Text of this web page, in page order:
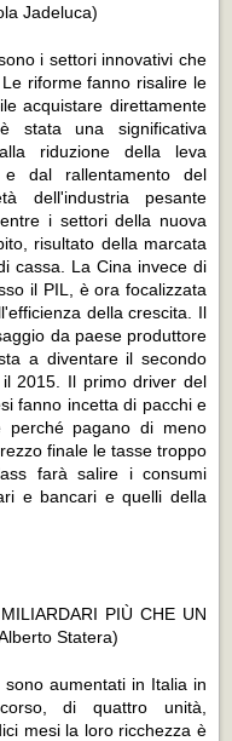
Jadeluca)
i settori innovativi che
riforme fanno risalire le
acquistare direttamente
stata una significativa
riduzione della leva
dal rallentamento del
dell'industria pesante
i settori della nuova
risultato della marcata
cassa. La Cina invece di
il PIL, è ora focalizzata
della crescita. Il
da paese produttore
a diventare il secondo
2015. Il primo driver del
fanno incetta di pacchi e
perché pagano di meno
finale le tasse troppo
farà salire i consumi
e bancari e quelli della
PIÙ CHE UN
Statera)
aumentati in Italia in
di quattro unità,
mesi la loro ricchezza è